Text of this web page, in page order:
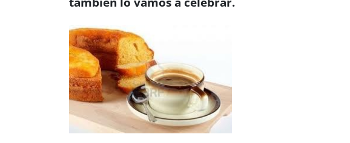
también lo vamos a celebrar.